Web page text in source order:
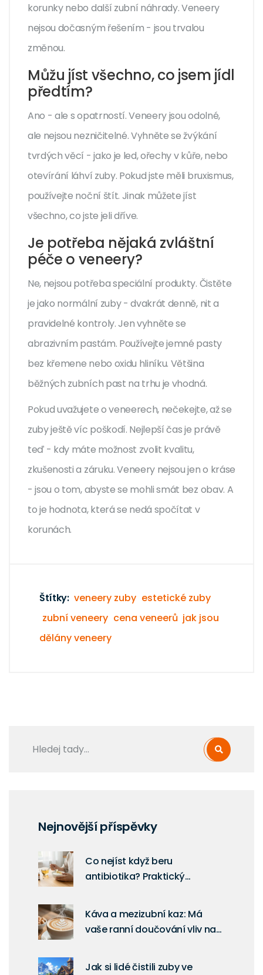
korunky nebo další zubní náhrady. Veneery
nejsou dočasným řešením - jsou trvalou
změnou.
Můžu jíst všechno, co jsem jídl
předtím?
Ano - ale s opatrností. Veneery jsou odolné,
ale nejsou nezničitelné. Vyhněte se žvýkání
tvrdých věcí - jako je led, ořechy v kůře, nebo
otevírání láhví zuby. Pokud jste měli bruxismus,
používejte noční štít. Jinak můžete jíst
všechno, co jste jeli dříve.
Je potřeba nějaká zvláštní
péče o veneery?
Ne, nejsou potřeba speciální produkty. Čistěte
je jako normální zuby - dvakrát denně, nit a
pravidelné kontroly. Jen vyhněte se
abrazivním pastám. Používejte jemné pasty
bez křemene nebo oxidu hliníku. Většina
běžných zubních past na trhu je vhodná.
Pokud uvažujete o veneerech, nečekejte, až se
zuby ještě víc poškodí. Nejlepší čas je právě
teď - kdy máte možnost zvolit kvalitu,
zkušenosti a záruku. Veneery nejsou jen o kráse
- jsou o tom, abyste se mohli smát bez obav. A
to je hodnota, která se nedá spočítat v
korunách.
Štítky: veneery zuby estetické zuby
zubní veneery cena veneerů jak jsou
dělány veneery
Nejnovější příspěvky
Co nejíst když beru
antibiotika? Praktický
ošetření kořenových kanálků
Káva a mezizubní kaz: Má
vaše ranní doučování vliv na
Jak si lidé čistili zuby ve